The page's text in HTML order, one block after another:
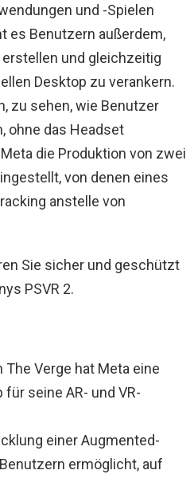
und -Spielen
es Benutzern außerdem,
und gleichzeitig
Desktop zu verankern.
zu sehen, wie Benutzer
ohne das Headset
die Produktion von zwei
von denen eines
anstelle von
Sie sicher und geschützt
PSVR 2.
The Verge hat Meta eine
seine AR- und VR-
einer Augmented-
ermöglicht, auf